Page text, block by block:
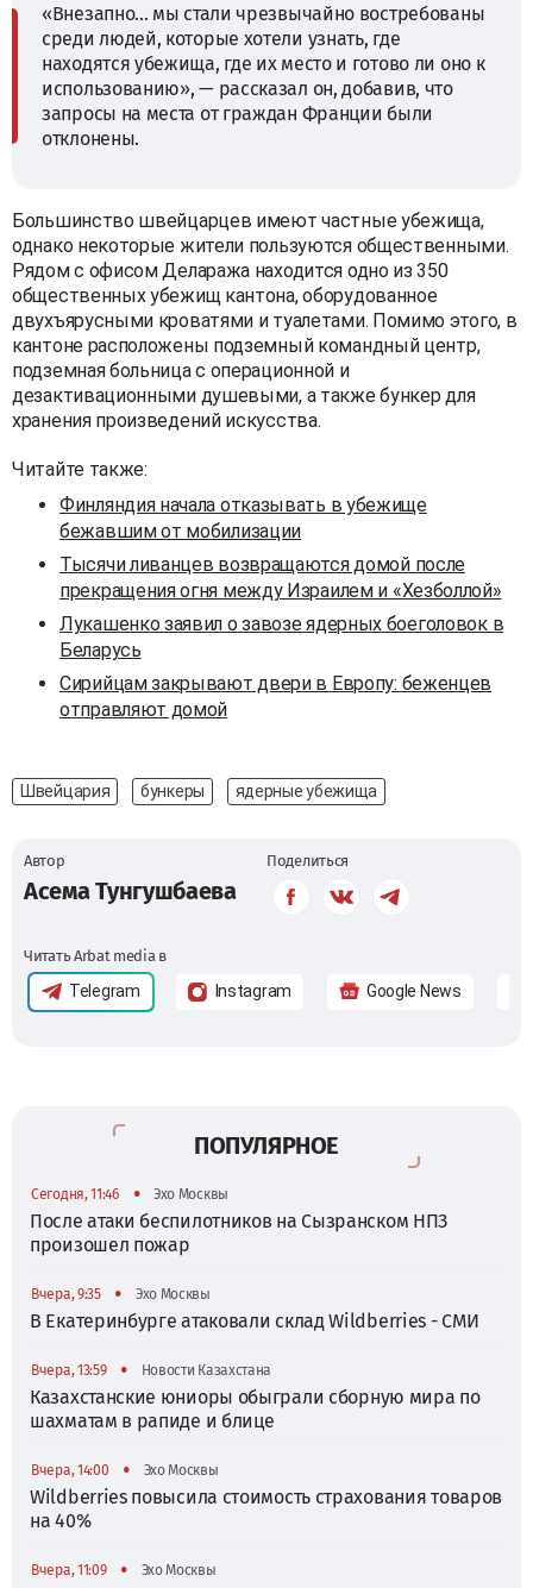
«Внезапно... мы стали чрезвычайно востребованы
среди людей, которые хотели узнать, где
находятся убежища, где их место и готово ли оно к
использованию», — рассказал он, добавив, что
запросы на места от граждан Франции были
отклонены.
Большинство швейцарцев имеют частные убежища,
однако некоторые жители пользуются общественными.
Рядом с офисом Делаража находится одно из 350
общественных убежищ кантона, оборудованное
двухъярусными кроватями и туалетами. Помимо этого, в
кантоне расположены подземный командный центр,
подземная больница с операционной и
дезактивационными душевыми, а также бункер для
хранения произведений искусства.
Читайте также:
Финляндия начала отказывать в убежище
бежавшим от мобилизации
Тысячи ливанцев возвращаются домой после
прекращения огня между Израилем и «Хезболлой»
Лукашенко заявил о завозе ядерных боеголовок в
Беларусь
Сирийцам закрывают двери в Европу: беженцев
отправляют домой
Швейцария бункеры ядерные убежища
Автор
Асема Тунгушбаева
Поделиться
Читать Arbat media в
Telegram Instagram Google News
ПОПУЛЯРНОЕ
Сегодня, 11:46 • Эхо Москвы
После атаки беспилотников на Сызранском НПЗ
произошел пожар
Вчера, 9:35 • Эхо Москвы
В Екатеринбурге атаковали склад Wildberries - СМИ
Вчера, 13:59 • Новости Казахстана
Казахстанские юниоры обыграли сборную мира по
шахматам в рапиде и блице
Вчера, 14:00 • Эхо Москвы
Wildberries повысила стоимость страхования товаров
на 40%
Вчера, 11:09 • Эхо Москвы